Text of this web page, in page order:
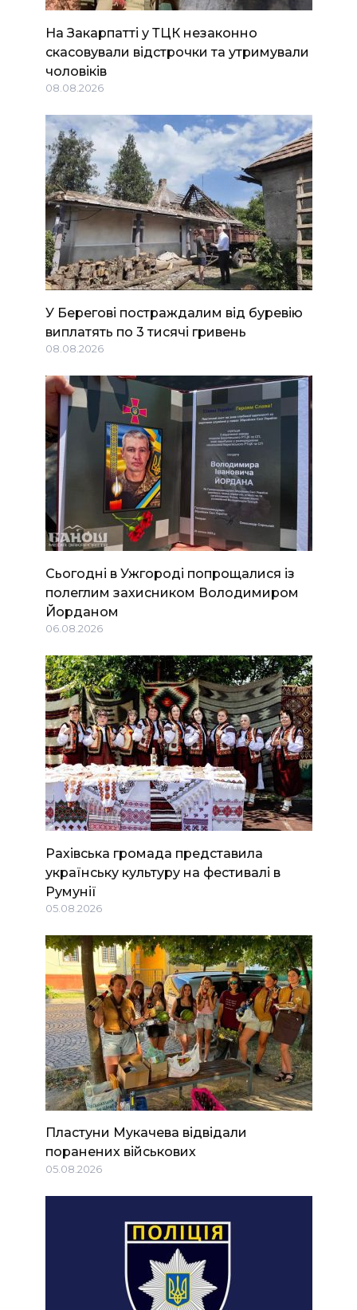
На Закарпатті у ТЦК незаконно
скасовували відстрочки та утримували
чоловіків
08.08.2026
У Берегові постраждалим від буревію
виплатять по 3 тисячі гривень
08.08.2026
Сьогодні в Ужгороді попрощалися із
полеглим захисником Володимиром
Йорданом
06.08.2026
Рахівська громада представила
українську культуру на фестивалі в
Румунії
05.08.2026
Пластуни Мукачева відвідали
поранених військових
05.08.2026